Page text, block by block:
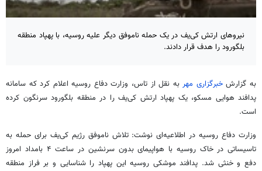
نیروهای ارتش کی‌یف در یک حمله ناموفق دیگر علیه روسیه، با پهپاد منطقه
بلگورود را هدف قرار دادند.
به گزارشخبرگزاری مهربه نقل از تاس، وزارت دفاع روسیه اعلام کرد که سامانه
پدافند هوایی مسکو، یک پهپاد ارتش کی‌یف را در منطقه بلگورود سرنگون کرده
است.
وزارت دفاع روسیه در اطلاعیه‌ای نوشت: تلاش ناموفق رژیم کی‌یف برای حمله به
تاسیساتی در خاک روسیه با هواپیمای بدون سرنشین در ساعت ۴ بامداد امروز
دفع و خنثی شد. پدافند موشکی روسیه این پهپاد را شناسایی و بر فراز منطقه